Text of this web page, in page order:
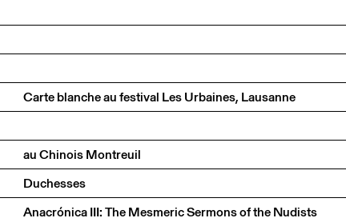
Carte blanche au festival Les Urbaines, Lausanne
au Chinois Montreuil
Duchesses
Anacrónica III: The Mesmeric Sermons of the Nudists